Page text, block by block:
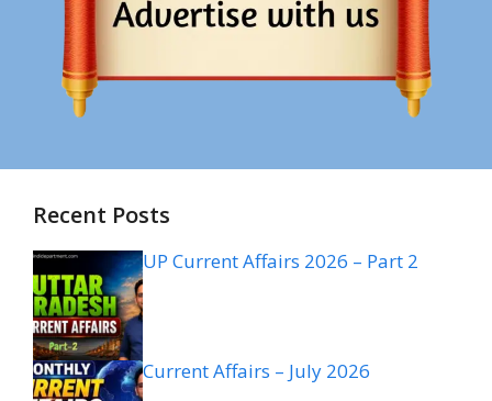
Recent Posts
UP Current Affairs 2026 – Part 2
Current Affairs – July 2026